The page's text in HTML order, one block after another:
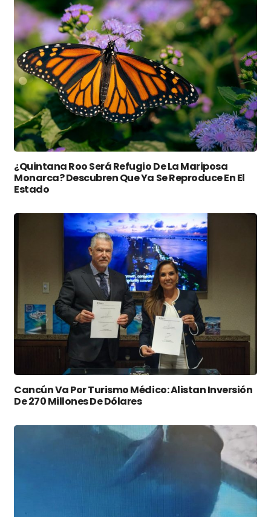
¿Quintana Roo Será Refugio De La Mariposa
Monarca? Descubren Que Ya Se Reproduce En El
Estado
Cancún Va Por Turismo Médico: Alistan Inversión
De 270 Millones De Dólares